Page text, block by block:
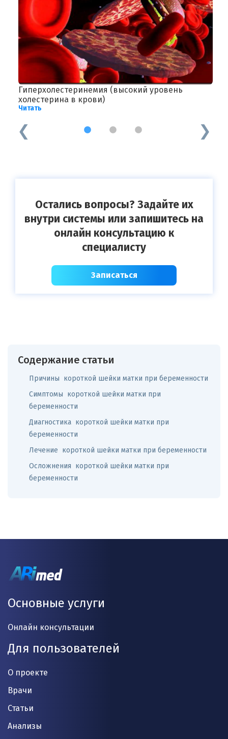
Гиперхолестеринемия (высокий уровень
холестерина в крови)
Читать
1 2 3
Остались вопросы? Задайте их
внутри системы или запишитесь на
онлайн консультацию к
специалисту
Записаться
Содержание статьи
Причины короткой шейки матки при беременности
Симптомы короткой шейки матки при
беременности
Диагностика короткой шейки матки при
беременности
Лечение короткой шейки матки при беременности
Осложнения короткой шейки матки при
беременности
Основные услуги
Онлайн консультации
Для пользователей
О проекте
Врачи
Статьи
Анализы